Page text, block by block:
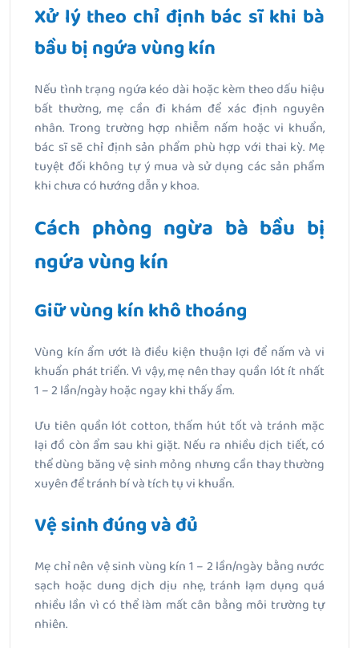
Xử lý theo chỉ định bác sĩ khi bà
bầu bị ngứa vùng kín
Nếu tình trạng ngứa kéo dài hoặc kèm theo dấu hiệu
bất thường, mẹ cần đi khám để xác định nguyên
nhân. Trong trường hợp nhiễm nấm hoặc vi khuẩn,
bác sĩ sẽ chỉ định sản phẩm phù hợp với thai kỳ. Mẹ
tuyệt đối không tự ý mua và sử dụng các sản phẩm
khi chưa có hướng dẫn y khoa.
Cách phòng ngừa bà bầu bị
ngứa vùng kín
Giữ vùng kín khô thoáng
Vùng kín ẩm ướt là điều kiện thuận lợi để nấm và vi
khuẩn phát triển. Vì vậy, mẹ nên thay quần lót ít nhất
1 – 2 lần/ngày hoặc ngay khi thấy ẩm.
Ưu tiên quần lót cotton, thấm hút tốt và tránh mặc
lại đồ còn ẩm sau khi giặt. Nếu ra nhiều dịch tiết, có
thể dùng băng vệ sinh mỏng nhưng cần thay thường
xuyên để tránh bí và tích tụ vi khuẩn.
Vệ sinh đúng và đủ
Mẹ chỉ nên vệ sinh vùng kín 1 – 2 lần/ngày bằng nước
sạch hoặc dung dịch dịu nhẹ, tránh lạm dụng quá
nhiều lần vì có thể làm mất cân bằng môi trường tự
nhiên.